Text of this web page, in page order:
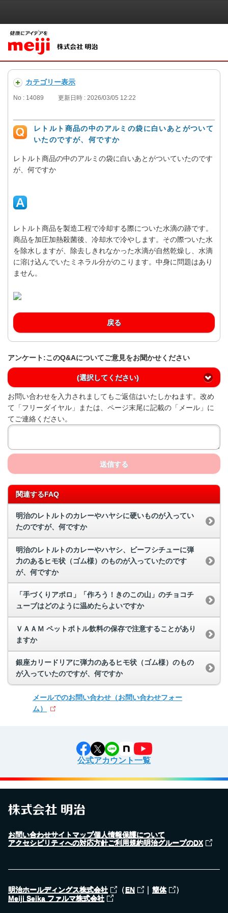
カテゴリー表示
No : 14089 更新日時 : 2026/03/05 12:22
レトルト商品の中のアルミの袋に白いあとがついて
いたのですが、何ですか
レトルト商品の中のアルミの袋に白いあとがついていたのです
が、何ですか
レトルト商品を製造工程で冷却する際についた水滴の跡です。
商品を加圧加熱殺菌後、冷却水で冷やします。その際ついた水
を除水しますが、除去しきれなかった水滴が自然乾燥し、水滴
に溶け込んでいたミネラル分がのこります。中身に問題はあり
ません。
戻る
アンケート:このQ&Aについてご意見をお聞かせください
(選択してください)
お問い合わせを入力されましてもご返信はいたしかねます。改め
て「フリーダイヤル」または、ページ末尾に記載の「メール」に
てご連絡ください。
送信する
関連するFAQ
明治のレトルトのカレーやハヤシに硬いものが入ってい
たのですが、何ですか
明治のレトルトのカレーやハヤシ、ビーフシチューに弾
力のあるヒモ状（ゴム様）のものが入っていたのです
が、何ですか
「手づくりアポロ」「作ろう！きのこの山」のチョコチ
ューブはどのように温めたらよいですか
ＶＡＡＭ ペットボトル飲料の保存で注意することがあり
ますか
銀座カリードリアに弾力のあるヒモ状（ゴム様）のもの
が入っていたのですが、何ですか
メールでのお問い合わせ （お問い合わせフォー
ム）
公式アカウント一覧
お問い合わせサイトマップ個人情報保護について
アクセシビリティへの対応方針ご利用規約明治グループのDX
明治ホールディングス株式会社 （EN ｜ 簡体 ）
Meiji Seika ファルマ株式会社